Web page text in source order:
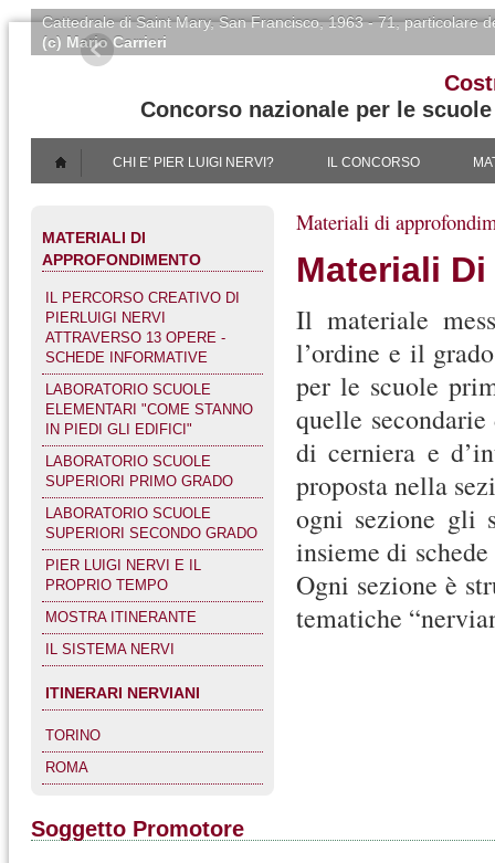
Cattedrale di Saint Mary, San Francisco, 1963 - 71, particolare
(c) Mario Carrieri
Concorso nazionale per le
CHI E' PIER LUIGI NERVI? IL CONCORSO
MATERIALI DI
APPROFONDIMENTO
IL PERCORSO CREATIVO DI
PIERLUIGI NERVI
ATTRAVERSO 13 OPERE -
SCHEDE INFORMATIVE
LABORATORIO SCUOLE
ELEMENTARI "COME STANNO
IN PIEDI GLI EDIFICI"
LABORATORIO SCUOLE
SUPERIORI PRIMO GRADO
LABORATORIO SCUOLE
SUPERIORI SECONDO GRADO
PIER LUIGI NERVI E IL
PROPRIO TEMPO
MOSTRA ITINERANTE
IL SISTEMA NERVI
ITINERARI NERVIANI
TORINO
ROMA
Materiali di
Materiali
Il materiale
l’ordine e il
per le scuole
quelle
di cerniera e
proposta nella
ogni sezione gli
insieme di
Ogni sezione è
tematiche
Soggetto Promotore